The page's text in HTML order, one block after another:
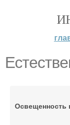
Освещенность